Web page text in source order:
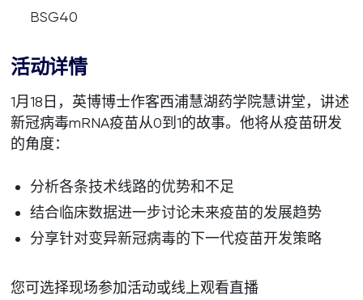
BSG40
活动详情
1月18日，英博博士作客西浦慧湖药学院慧讲堂，讲述
新冠病毒mRNA疫苗从0到1的故事。他将从疫苗研发
的角度：
分析各条技术线路的优势和不足
结合临床数据进一步讨论未来疫苗的发展趋势
分享针对变异新冠病毒的下一代疫苗开发策略
您可选择现场参加活动或线上观看直播